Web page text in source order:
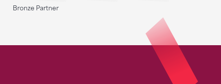
Bronze Partner